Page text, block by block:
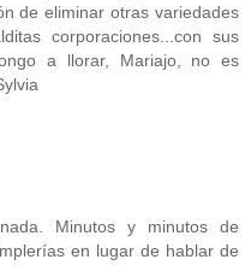
de eliminar otras variedades
corporaciones...con sus
a llorar, Mariajo, no es
Minutos y minutos de
en lugar de hablar de